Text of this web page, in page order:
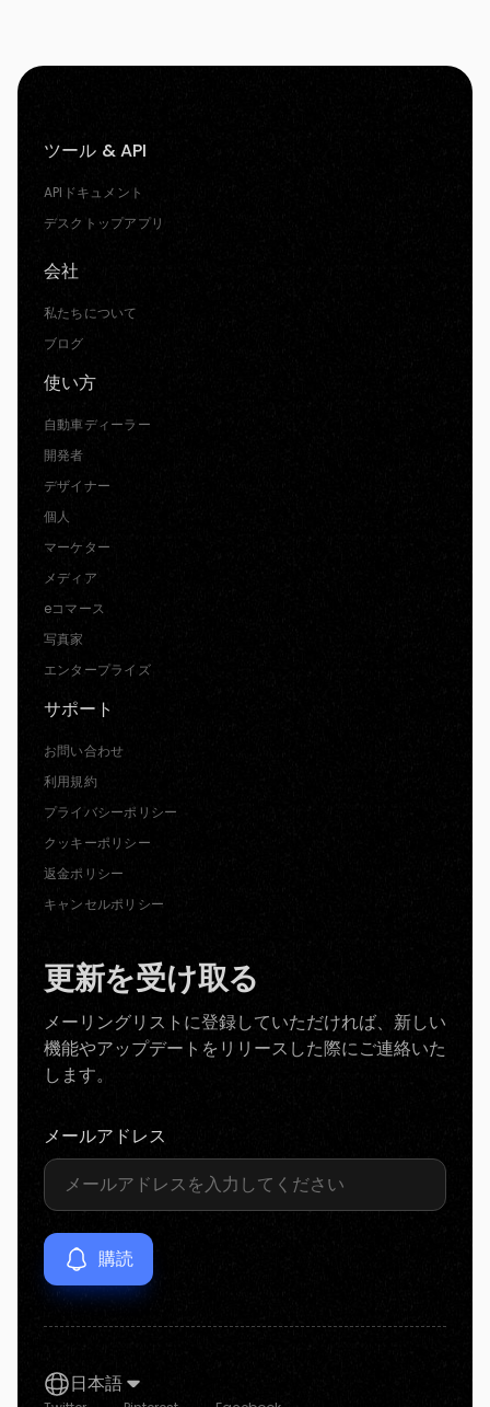
ツール & API
APIドキュメント
デスクトップアプリ
会社
私たちについて
ブログ
使い方
自動車ディーラー
開発者
デザイナー
個人
マーケター
メディア
eコマース
写真家
エンタープライズ
サポート
お問い合わせ
利用規約
プライバシーポリシー
クッキーポリシー
返金ポリシー
キャンセルポリシー
更新を受け取る
メーリングリストに登録していただければ、新しい
機能やアップデートをリリースした際にご連絡いた
します。
メールアドレス
日本語